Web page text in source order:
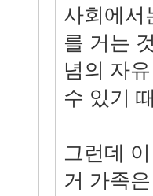
사회에서
를 거는
념의 자
수 있기
그런데
거 가족